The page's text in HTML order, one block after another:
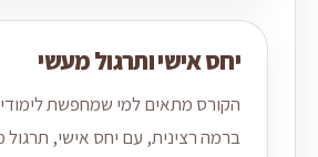
יחס אישי ותרגול מעשי
הקורס מתאים למי שמחפשת לימודי
ברמה רצינית, עם יחס אישי, תרגול